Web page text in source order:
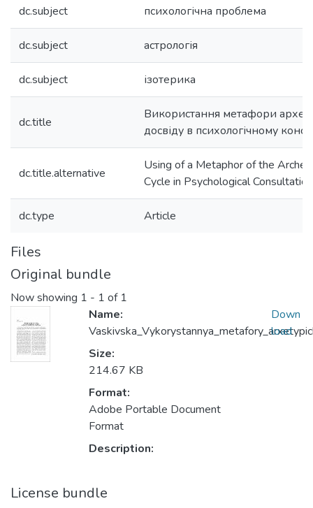
dc.subject психологічна проблема
dc.subject астрологія
dc.subject ізотерика
dc.title
Використання метафори
досвіду в психологічному
dc.title.alternative
Using of a Metaphor of the
Cycle in Psychological Consultation
dc.type Article
Files
Original bundle
Now showing 1 - 1 of 1
Name:
Size:
214.67 KB
Format:
Adobe Portable Document
Format
Description:
Down
load
License bundle